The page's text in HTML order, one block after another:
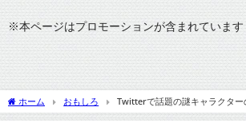
※本ページはプロモーションが含まれています
ホーム おもしろ
Twitterで話題の謎キャラクター
ターかそれとも創作か？